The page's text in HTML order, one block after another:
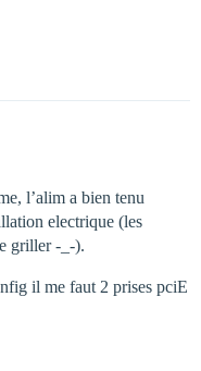
l’alim a bien tenu
electrique (les
griller -_-).
il me faut 2 prises pciE